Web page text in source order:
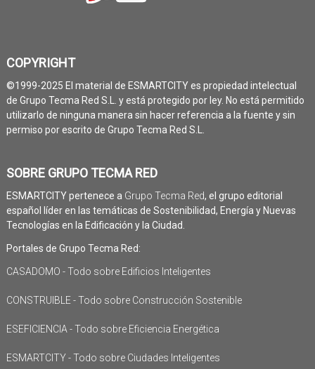
COPYRIGHT
©1999-2025 El material de ESMARTCITY es propiedad intelectual
de Grupo Tecma Red S.L. y está protegido por ley. No está permitido
utilizarlo de ninguna manera sin hacer referencia a la fuente y sin
permiso por escrito de Grupo Tecma Red S.L.
SOBRE GRUPO TECMA RED
ESMARTCITY pertenece a Grupo Tecma Red, el grupo editorial
español líder en las temáticas de Sostenibilidad, Energía y Nuevas
Tecnologías en la Edificación y la Ciudad.
Portales de Grupo Tecma Red:
CASADOMO - Todo sobre Edificios Inteligentes
CONSTRUIBLE - Todo sobre Construcción Sostenible
ESEFICIENCIA - Todo sobre Eficiencia Energética
ESMARTCITY - Todo sobre Ciudades Inteligentes